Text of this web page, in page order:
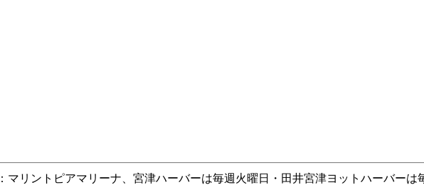
マリントピアマリーナ、宮津ハーバーは毎週火曜日・田井宮津ヨットハーバーは